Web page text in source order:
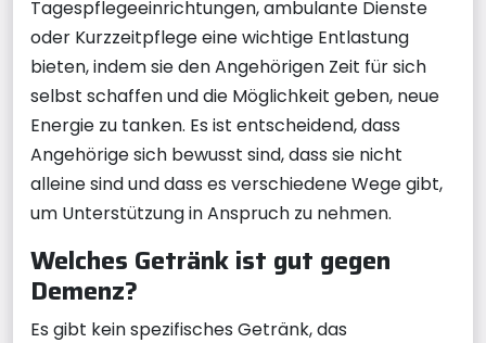
Tagespflegeeinrichtungen, ambulante Dienste
oder Kurzzeitpflege eine wichtige Entlastung
bieten, indem sie den Angehörigen Zeit für sich
selbst schaffen und die Möglichkeit geben, neue
Energie zu tanken. Es ist entscheidend, dass
Angehörige sich bewusst sind, dass sie nicht
alleine sind und dass es verschiedene Wege gibt,
um Unterstützung in Anspruch zu nehmen.
Welches Getränk ist gut gegen
Demenz?
Es gibt kein spezifisches Getränk, das